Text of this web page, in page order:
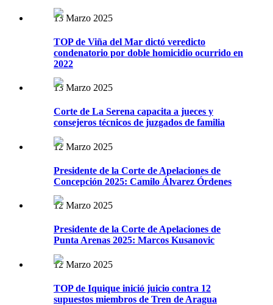
13 Marzo 2025
TOP de Viña del Mar dictó veredicto
condenatorio por doble homicidio ocurrido en
2022
13 Marzo 2025
Corte de La Serena capacita a jueces y
consejeros técnicos de juzgados de familia
12 Marzo 2025
Presidente de la Corte de Apelaciones de
Concepción 2025: Camilo Álvarez Órdenes
12 Marzo 2025
Presidente de la Corte de Apelaciones de
Punta Arenas 2025: Marcos Kusanovic
12 Marzo 2025
TOP de Iquique inició juicio contra 12
supuestos miembros de Tren de Aragua